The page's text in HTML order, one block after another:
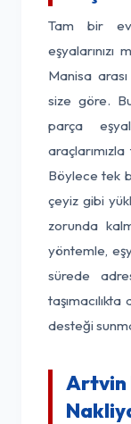
Tam bir
Manisa
size göre.
parça
Böylece tek
çeyiz gibi
zorunda
yöntemle,
sürede
desteği
Artvin